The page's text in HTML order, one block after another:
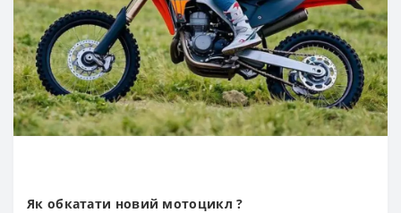
Як обкатати новий мотоцикл ?